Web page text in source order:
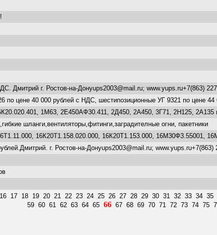
Дмитрий г. Ростов-на-Донуups2003@mail.ru; www.yups.ru+7(863)
по цене 40 000 рублей с НДС, шестипозиционные УГ 9321 по цене 44
1М63, 2Е450АФ30.411, 2Д450, 2А450, 3Г71, 2Н125, 2А135
шланги,вентиляторы,фитинги,заградителные огни, пакетники
16К20Т1.158.020.000, 16К20Т1.153.000, 16М30Ф3.55001,
г. Ростов-на-Донуups2003@mail.ru; www.yups.ru+7(863)
16 17 18 19 20 21 22 23 24 25 26 27 28 29 30 31 32 33 34 35
59 60 61 62 63 64 65 66 67 68 69 70 71 72 73 74 75